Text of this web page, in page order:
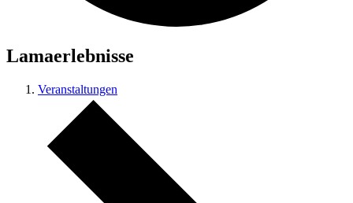
Lamaerlebnisse
Veranstaltungen